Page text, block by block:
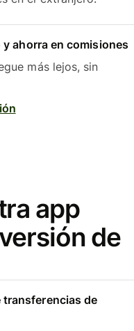
ahorra en comisiones
más lejos, sin
app
de
transferencias de